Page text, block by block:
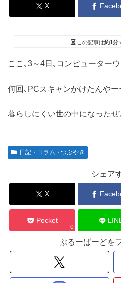
X
この記事は約1分
ここ､3～4日､コンピューター
何回､PCスキャンかけたんやー
暮らしにくい世の中になったぜ
日記・コラム・つぶやき
シェア
X
Pocket
0
ぶるーばーどを